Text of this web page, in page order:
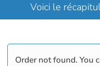
Voici le
Order not found. You